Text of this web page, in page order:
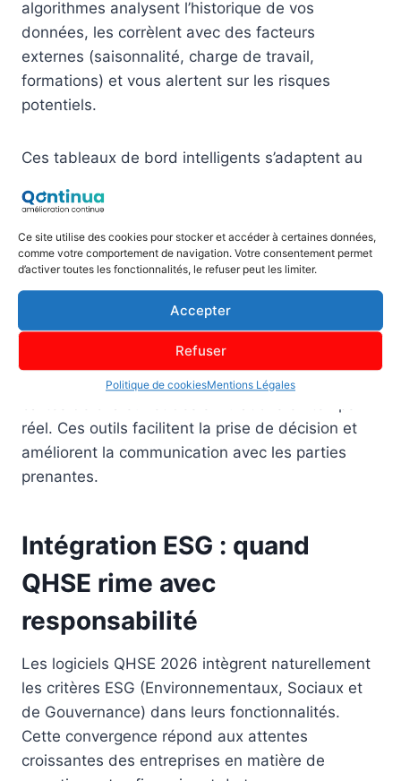
Ce site utilise des cookies pour stocker et accéder à certaines données,
comme votre comportement de navigation. Votre consentement permet
d’activer toutes les fonctionnalités, le refuser peut les limiter.
Accepter
Refuser
Politique de cookiesMentions Légales
algorithmes analysent l’historique de vos
données, les corrèlent avec des facteurs
externes (saisonnalité, charge de travail,
formations) et vous alertent sur les risques
potentiels.
Ces tableaux de bord intelligents s’adaptent au
aura une vision stratégique avec des indicateurs
de performance globaux, tandis qu’un
responsable terrain accédera à des données
opérationnelles détaillées et des plans d’action
La visualisation des données devient également
plus intuitive avec des graphiques interactifs, des
réel. Ces outils facilitent la prise de décision et
améliorent la communication avec les parties
prenantes.
Intégration ESG : quand
QHSE rime avec
responsabilité
Les logiciels QHSE 2026 intègrent naturellement
les critères ESG (Environnementaux, Sociaux et
de Gouvernance) dans leurs fonctionnalités.
Cette convergence répond aux attentes
croissantes des entreprises en matière de